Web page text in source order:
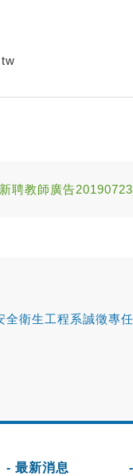
聘教師廣告
全衛生工程系誠徵專任
- 最新消息